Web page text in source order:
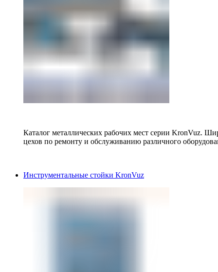
Каталог металлических рабочих мест серии KronVuz.
цехов по ремонту и обслуживанию различного
Инструментальные стойки KronVuz